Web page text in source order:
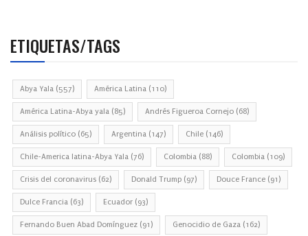
ETIQUETAS/TAGS
Abya Yala (557) América Latina (110)
América Latina-Abya yala (85) Andrés Figueroa Cornejo (68)
Análisis político (65) Argentina (147) Chile (146)
Chile-America latina-Abya Yala (76) Colombia (88) Colombia (109)
Crisis del coronavirus (62) Donald Trump (97) Douce France (91)
Dulce Francia (63) Ecuador (93)
Fernando Buen Abad Domínguez (91) Genocidio de Gaza (162)